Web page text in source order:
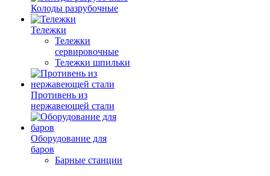
Колоды разрубочные
Тележки
Тележки
сервировочные
Тележки шпильки
Противень из
нержавеющей стали
Оборудование для
баров
Барные станции